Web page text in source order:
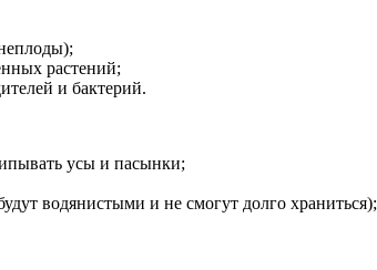
растений;
и бактерий.
усы и пасынки;
водянистыми и не смогут долго храниться);